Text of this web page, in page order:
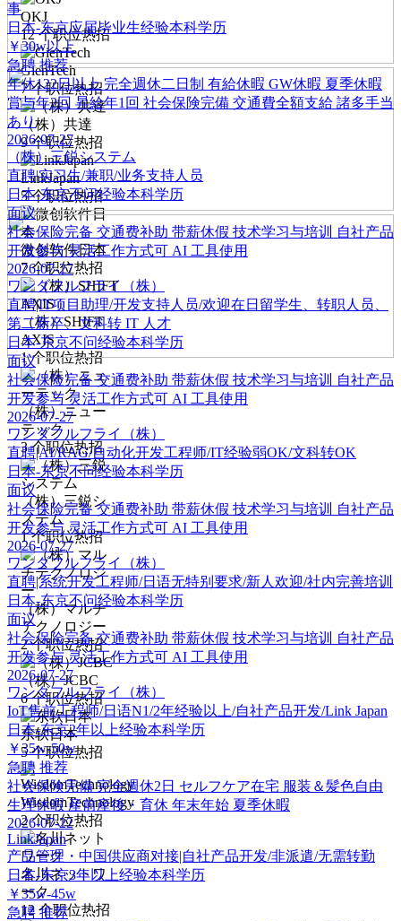
OKJ
12个职位热招
GienTech
7个职位热招
（株）共達
9个职位热招
LinkJapan
5个职位热招
微创软件日本
7个职位热招
（株）SHIFT
AXIS
1个职位热招
（株）ニュー
テック
3个职位热招
（株）三鋭シ
ステム
1个职位热招
（株）マルチ
テクノロジー
2个职位热招
（株）JCBC
6个职位热招
东软日本
5个职位热招
WisdomTechnology
2个职位热招
名川ネットワ
ーク
12个职位热招
事
日本-东京应届毕业生经验本科学历
￥30w以上
急聘 推荐
年休122日以上 完全週休二日制 有給休暇 GW休暇 夏季休暇
賞与年2回 昇給年1回 社会保険完備 交通費全額支給 諸多手当
あり
2026-07-27
（株）三鋭システム
直聘|实习生/兼职/业务支持人员
日本-东京不问经验本科学历
面议
社会保险完备 交通费补助 带薪休假 技术学习与培训
自社产品
开发参与 灵活工作方式可 AI 工具使用
2026-07-27
ワンダフルフライ（株）
直聘|IT项目助理/开发支持人员/欢迎在日留学生、转职人员、
第二新卒、文科转 IT 人才
日本-东京不问经验本科学历
面议
社会保险完备 交通费补助 带薪休假 技术学习与培训
自社产品
开发参与 灵活工作方式可 AI 工具使用
2026-07-27
ワンダフルフライ（株）
直聘|AI/RAG/自动化开发工程师/IT经验弱OK/文科转OK
日本-东京不问经验本科学历
面议
社会保险完备 交通费补助 带薪休假 技术学习与培训
自社产品
开发参与 灵活工作方式可 AI 工具使用
2026-07-27
ワンダフルフライ（株）
直聘|系统开发工程师/日语无特别要求/新人欢迎/社内完善培训
日本-东京不问经验本科学历
面议
社会保险完备 交通费补助 带薪休假 技术学习与培训
自社产品
开发参与 灵活工作方式可 AI 工具使用
2026-07-27
ワンダフルフライ（株）
IoT售前工程师/日语N1/2年经验以上/自社产品开发/Link Japan
日本-东京2年以上经验本科学历
￥35w-50w
急聘 推荐
社会保険完備 完全週休2日 セルフケア在宅 服装＆髪色自由
生理休暇 産前産後・育休 年末年始 夏季休暇
2026-07-22
LinkJapan
产品管理・中国供应商对接|自社产品开发/非派遣/无需转勤
日本-东京3年以上经验本科学历
￥35w-45w
急聘 推荐